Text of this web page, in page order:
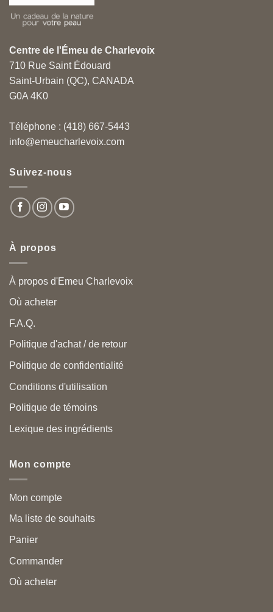
Centre de l'Émeu de Charlevoix
710 Rue Saint Édouard
Saint-Urbain (QC), CANADA
G0A 4K0
Téléphone : (418) 667-5443
info@emeucharlevoix.com
Suivez-nous
À propos
À propos d'Emeu Charlevoix
Où acheter
F.A.Q.
Politique d'achat / de retour
Politique de confidentialité
Conditions d'utilisation
Politique de témoins
Lexique des ingrédients
Mon compte
Mon compte
Ma liste de souhaits
Panier
Commander
Où acheter